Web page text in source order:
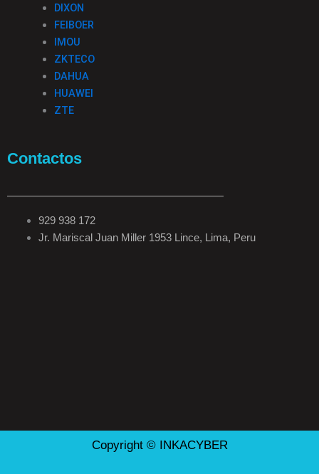
DIXON
FEIBOER
IMOU
ZKTECO
DAHUA
HUAWEI
ZTE
Contactos
929 938 172
Jr. Mariscal Juan Miller 1953 Lince, Lima, Peru
Copyright © INKACYBER